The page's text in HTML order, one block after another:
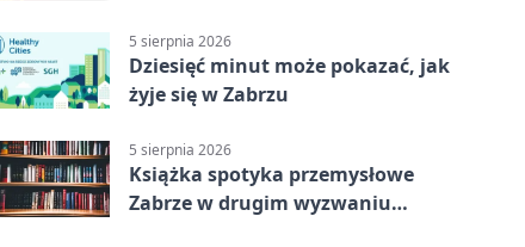
5 sierpnia 2026
Dziesięć minut może pokazać, jak
żyje się w Zabrzu
5 sierpnia 2026
Książka spotyka przemysłowe
Zabrze w drugim wyzwaniu